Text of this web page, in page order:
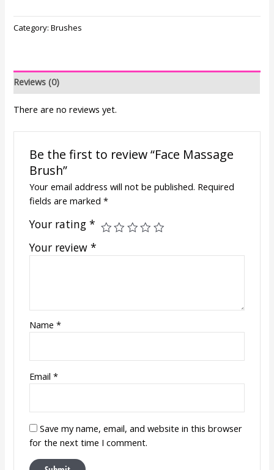
Category:Brushes
Reviews (0)
There are no reviews yet.
Be the first to review “Face Massage
Brush”
Your email address will not be published. Required
fields are marked *
Your rating *
Your review *
Name *
Email *
Save my name, email, and website in this browser
for the next time I comment.